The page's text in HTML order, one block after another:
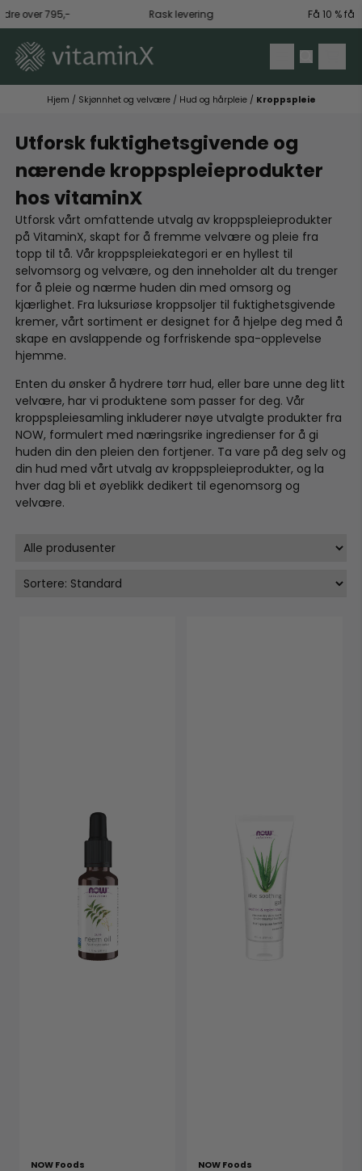
Hopp til innhold
795,- Rask levering Få 10 % få
Hjem / Skjønnhet og velvære / Hud og hårpleie / Kroppspleie
Utforsk fuktighetsgivende og
nærende kroppspleieprodukter
hos vitaminX
Utforsk vårt omfattende utvalg av kroppspleieprodukter
på VitaminX, skapt for å fremme velvære og pleie fra
topp til tå. Vår kroppspleiekategori er en hyllest til
selvomsorg og velvære, og den inneholder alt du trenger
for å pleie og nærme huden din med omsorg og
kjærlighet. Fra luksuriøse kroppsoljer til fuktighetsgivende
kremer, vårt sortiment er designet for å hjelpe deg med å
skape en avslappende og forfriskende spa-opplevelse
hjemme.
Enten du ønsker å hydrere tørr hud, eller bare unne deg litt
velvære, har vi produktene som passer for deg. Vår
kroppspleiesamling inkluderer nøye utvalgte produkter fra
NOW, formulert med næringsrike ingredienser for å gi
huden din den pleien den fortjener. Ta vare på deg selv og
din hud med vårt utvalg av kroppspleieprodukter, og la
hver dag bli et øyeblikk dedikert til egenomsorg og
velvære.
NOW Foods NOW Foods